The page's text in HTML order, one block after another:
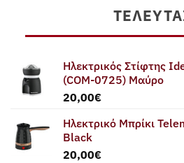
Ηλεκτρικός Στίφτης
(COM-0725) Μαύρο
20,00€
Ηλεκτρικό Μπρίκι
Black
20,00€